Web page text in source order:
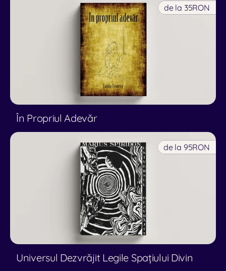
de la 35RON
În Propriul Adevăr
de la 95RON
Universul Dezvrăjit Legile Spațiului Divin